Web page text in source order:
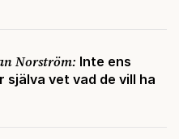
Norström: Inte ens
själva vet vad de vill ha